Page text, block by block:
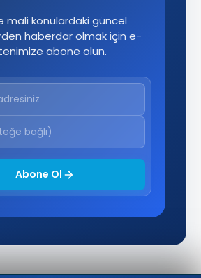
mali konulardaki güncel
haberdar olmak için e-
abone olun.
Abone Ol